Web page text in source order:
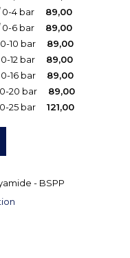
0-4 bar
89,00
0-6 bar
89,00
10 bar
89,00
12 bar
89,00
16 bar
89,00
20 bar
89,00
25 bar 121,00
- BSPP